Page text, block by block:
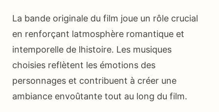
La bande originale du film joue un rôle crucial
en renforçant latmosphère romantique et
intemporelle de lhistoire. Les musiques
choisies reflètent les émotions des
personnages et contribuent à créer une
ambiance envoûtante tout au long du film.